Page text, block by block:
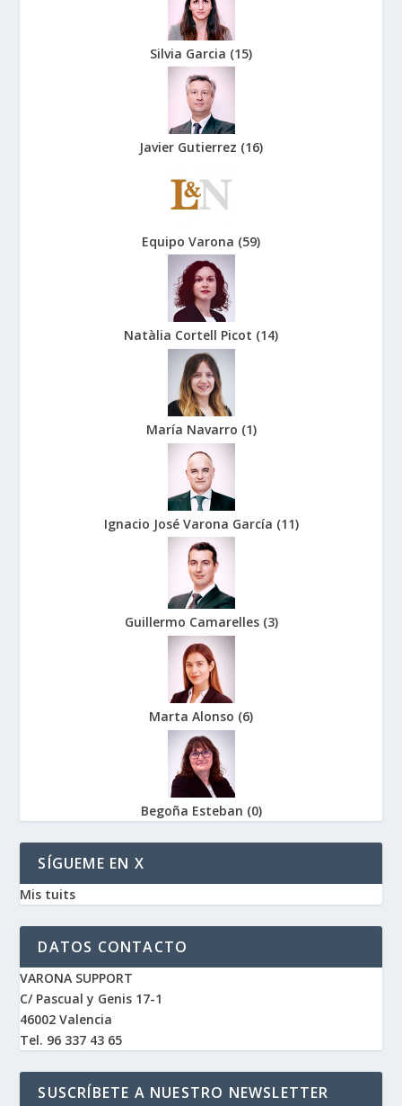
Silvia Garcia (15)
Javier Gutierrez (16)
Equipo Varona (59)
Natàlia Cortell Picot (14)
María Navarro (1)
Ignacio José Varona García (11)
Guillermo Camarelles (3)
Marta Alonso (6)
Begoña Esteban (0)
SÍGUEME EN X
Mis tuits
DATOS CONTACTO
VARONA SUPPORT
C/ Pascual y Genis 17-1
46002 Valencia
Tel. 96 337 43 65
SUSCRÍBETE A NUESTRO NEWSLETTER